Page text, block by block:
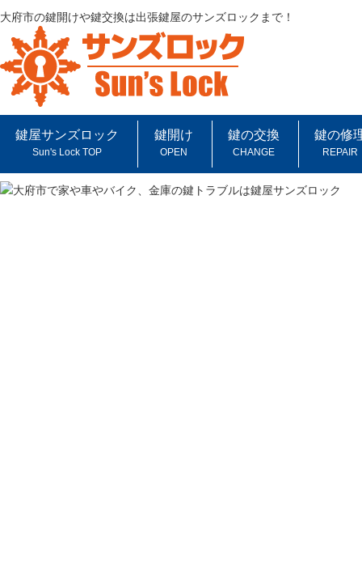
大府市の鍵開けや鍵交換は出張鍵屋のサンズロックまで！
鍵屋サンズロック
Sun's Lock TOP
鍵開け
OPEN
鍵の交換
CHANGE
鍵の修
REPAIR